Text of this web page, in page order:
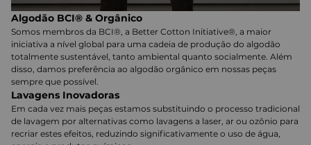
Algodão BCI® & Orgânico
Somos membros da BCI®, a Better Cotton Initiative®, a maior
iniciativa a nível global para uma cadeia de produção do algodão
totalmente sustentável, tanto ambiental quanto socialmente. Além
disso, damos preferência ao algodão orgânico em nossas peças
sempre que possível.
Lavagens Inovadoras
Em cada vez mais peças estamos substituindo o processo tradicional
de lavagem por alternativas como lavagens a laser, ar ou ozônio para
recriar estes efeitos, reduzindo significativamente o uso de água,